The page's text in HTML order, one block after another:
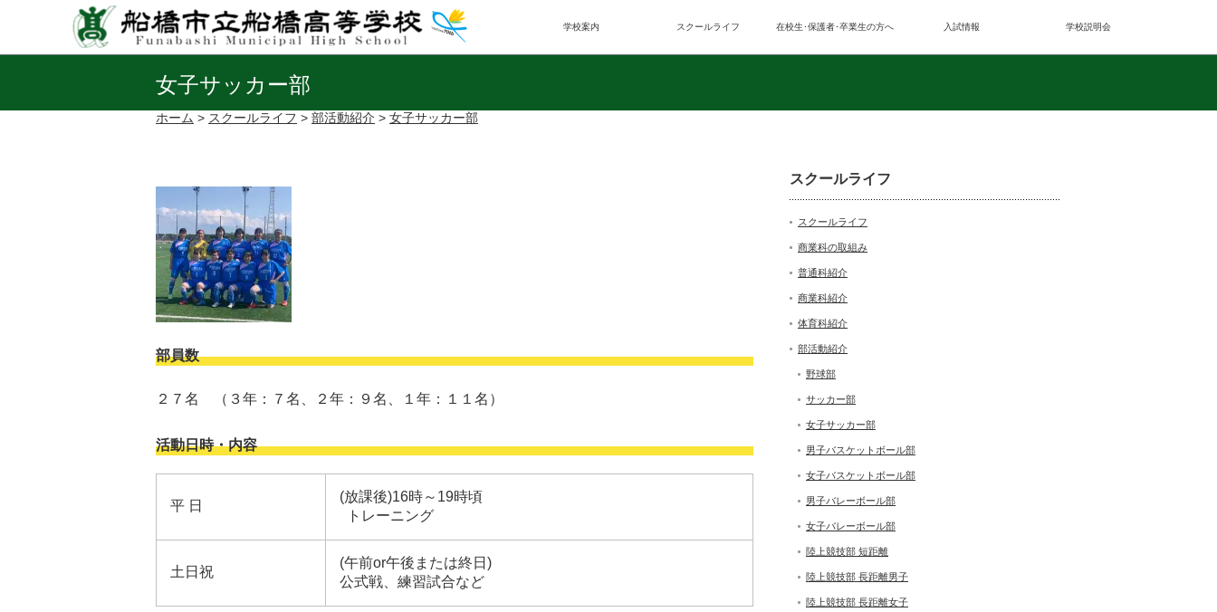
学校案内 スクールライフ 在校生･保護者･卒業生の方へ 入試情報 学校説明会
女子サッカー部
ホーム > スクールライフ > 部活動紹介 > 女子サッカー部
部員数
２７名 （３年：７名、２年：９名、１年：１１名）
活動日時・内容
平 日
(放課後)16時～19時頃
トレーニング
土日祝
(午前or午後または終日)
公式戦、練習試合など
スクールライフ
スクールライフ
商業科の取組み
普通科紹介
商業科紹介
体育科紹介
部活動紹介
野球部
サッカー部
女子サッカー部
男子バスケットボール部
女子バスケットボール部
男子バレーボール部
女子バレーボール部
陸上競技部 短距離
陸上競技部 長距離男子
陸上競技部 長距離女子